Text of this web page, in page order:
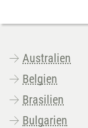
Australien
Belgien
Brasilien
Bulgarien